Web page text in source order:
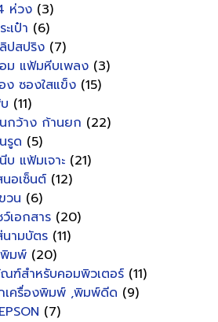
ห่วง (3)
เป๋า (6)
ปสปริง (7)
ม แฟ้มหีบเพลง (3)
ง ซองใสแข็ง (15)
(11)
กว้าง ก้านยก (22)
รูด (5)
แฟ้มเจาะ (21)
อเซ็นต์ (12)
วน (6)
เอกสาร (20)
นามบัตร (11)
มพ์ (20)
ฑ์สำหรับคอมพิวเตอร์ (11)
เครื่องพิมพ์ ,พิมพ์ดีด (9)
EPSON (7)